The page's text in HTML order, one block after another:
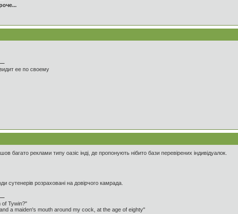
ее по своему
багато реклами типу оазіс інді, де пропонують нібито бази перевірених індивідуалок.
сутенерів розраховані на довірчого камрада.
of Tywin?"
a maiden's mouth around my cock, at the age of eighty"